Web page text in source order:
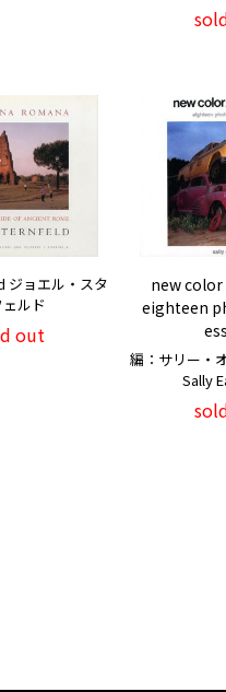
ジョエル・スタ
ルド
out
new
eighteen
編：サリー・
Sally